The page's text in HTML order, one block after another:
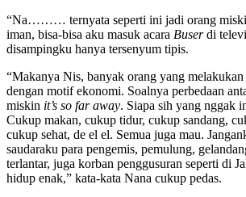
“Na……… ternyata seperti ini jadi orang
iman, bisa-bisa aku masuk acara Buserdi
disampingku hanya tersenyum tipis.
“Makanya Nis, banyak orang yang
dengan motif ekonomi. Soalnya perbedaan
miskin it’s so far away. Siapa sih yang nggak
Cukup makan, cukup tidur, cukup sandang,
cukup sehat, de el el. Semua juga mau.
saudaraku para pengemis, pemulung,
terlantar, juga korban penggusuran seperti di
hidup enak,” kata-kata Nana cukup pedas.